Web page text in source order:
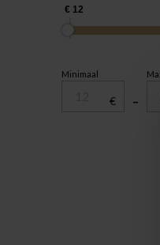
Minimaal
€ –